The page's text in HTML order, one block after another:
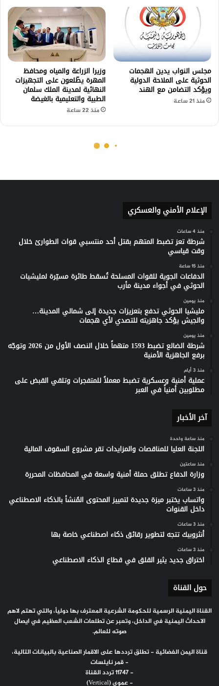
الإعلام الأمني والعسكري
منذ 4 ساعات
شرطة تعز تضبط المتهم بقتل أحد منتسبي قوات الطوارئ خلال
وقت قياسي
منذ 15 ساعة
الدفاعات الجوية للقوات المسلحة تُسقط طائرة مسيّرة لمليشيات
الحوثي في أجواء مدينة مأرب
منذ يومين
مليشيا الحوثي تدفع بتعزيزات جديدة إلى شمالي المدينة…
والجيش يؤكد جاهزيته للتصدي لأي هجمات
منذ يومين
شرطة الضالع تضبط 1593 متهماً خلال النصف الأول من 2026 وتوجّه
برفع الجاهزية الأمنية
منذ 3 أيام
عملية أمنية وعسكرية تضبط معملاً للمتفجرات وتلقي القبض على
مطلوبين أمنياً في العبر
آخر الأخبار
منذ ساعة واحدة
اللجنة العليا للمناقصات والمزايدات تقر مشروع السقوف المالية
منذ ساعتين
وزارة الدفاع تطلق حملة أمنية واسعة في المحافظات المحررة
منذ 3 ساعات
واتساب يختبر ميزة جديدة لتمييز المحتوى المُنشأ بالذكاء الاصطناعي
داخل القنوات
منذ 3 ساعات
أنثروبيك تتجه لتطوير رقائق ذكاء اصطناعي خاصة بها
منذ 3 ساعات
اختراق جديد يثير القلق في قطاع الذكاء الاصطناعي
حول القناة
القناة اليمنية الرسمية للحكومة الشرعية المعترف بها دولياً، والتي تهتم لاهم
الاحداث اليمنية في الداخل، وتعبر عن تطلعات الشعب العظيم في ايصال
صوته للعالم.
قناة اليمن الفضائية - تطلق ترددها على الاقمار الصناعية بالبيانات التالية،
- قمر نايلسات
- 11747 تردد القناة
- عموي (Vertical)